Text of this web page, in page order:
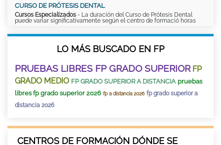
CURSO DE PRÓTESIS DENTAL
Cursos Especializados - La duración del Curso de Prótesis Dental
puede variar significativamente según el centro de formació horas
LO MÁS BUSCADO EN FP
PRUEBAS LIBRES FP GRADO SUPERIOR FP
GRADO MEDIO FP GRADO SUPERIOR A DISTANCIA pruebas
libres fp grado superior 2026 fp a distancia 2026 fp grado superior a
distancia 2026
CENTROS DE FORMACIÓN DÓNDE SE